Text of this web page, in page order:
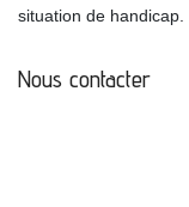
situation de handicap.
Nous contacter